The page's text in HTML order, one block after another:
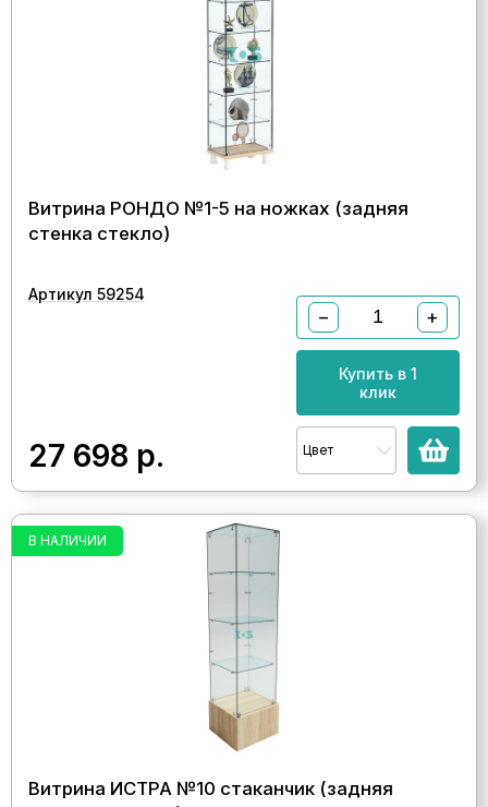
Витрина РОНДО №1-5 на ножках (задняя
стенка стекло)
Артикул 59254
27 698 р.
− +
Купить в 1
клик
Цвет
В НАЛИЧИИ
Витрина ИСТРА №10 стаканчик (задняя